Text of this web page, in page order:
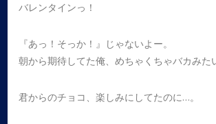
バレンタインっ！
『あっ！そっか！』じゃないよー。
朝から期待してた俺、めちゃくちゃバカみた
君からのチョコ、楽しみにしてたのに…。